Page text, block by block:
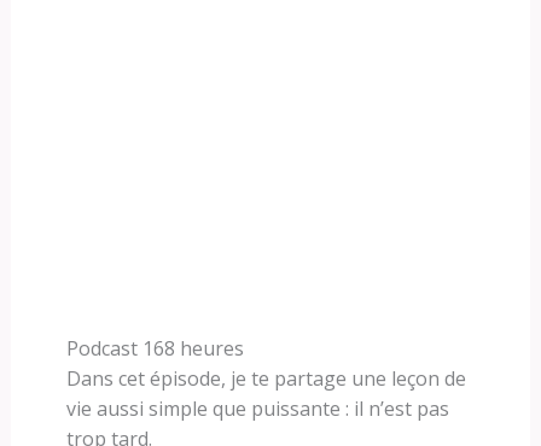
Podcast 168 heures
Dans cet épisode, je te partage une leçon de
vie aussi simple que puissante : il n’est pas
trop tard.